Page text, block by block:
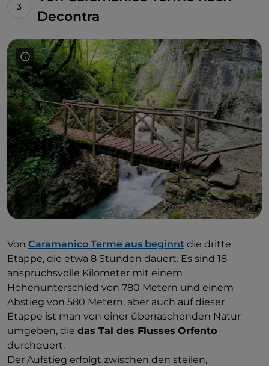
Decontra
Von Caramanico Terme aus beginnt die dritte
Etappe, die etwa 8 Stunden dauert. Es sind 18
anspruchsvolle Kilometer mit einem
Höhenunterschied von 780 Metern und einem
Abstieg von 580 Metern, aber auch auf dieser
Etappe ist man von einer überraschenden Natur
umgeben, die das Tal des Flusses Orfento
durchquert.
Der Aufstieg erfolgt zwischen den steilen,